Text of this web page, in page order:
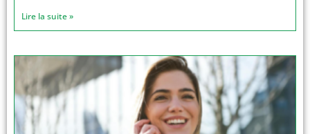
Lire la suite »